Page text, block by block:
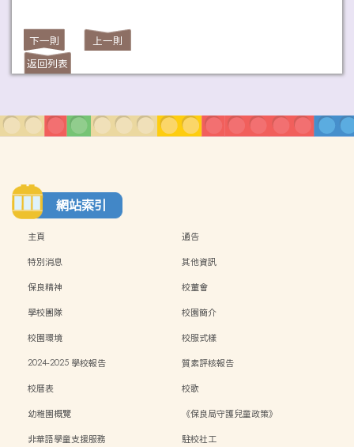
下一則
上一則
返回列表
網站索引
主頁
通告
特別消息
其他資訊
保良精神
校董會
學校團隊
校園簡介
校園環境
校服式樣
2024-2025 學校報告
質素評核報告
校曆表
校歌
幼稚園概覽
《保良局守護兒童政策》
非華語學童支援服務
駐校社工